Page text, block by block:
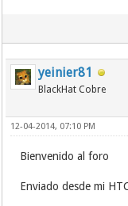
yeinier81
BlackHat Cobre
12-04-2014, 07:10 PM
Bienvenido al foro
Enviado desde mi